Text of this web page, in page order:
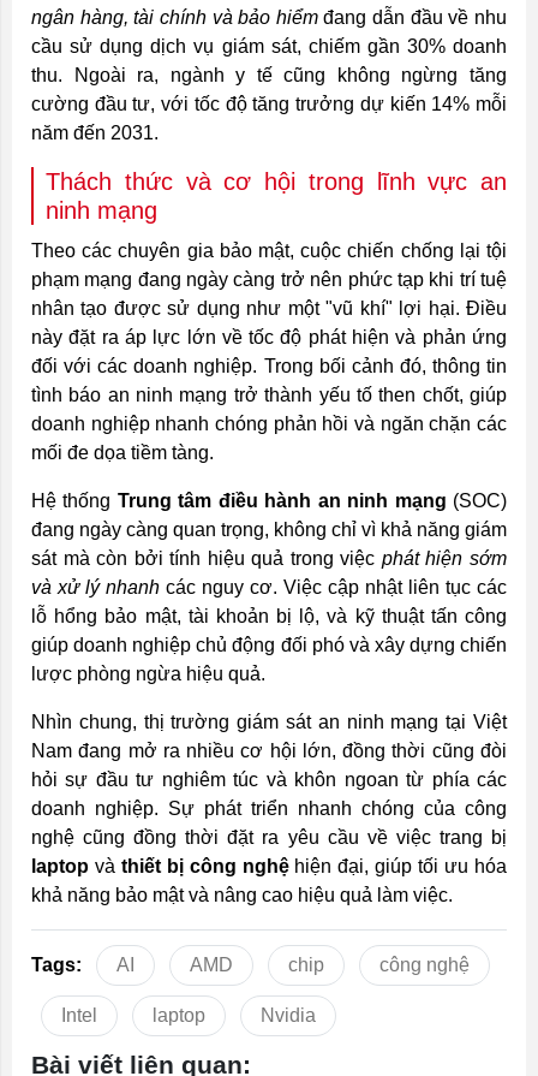
ngân hàng, tài chính và bảo hiểmđang dẫn đầu về nhu
cầu sử dụng dịch vụ giám sát, chiếm gần 30% doanh
thu. Ngoài ra, ngành y tế cũng không ngừng tăng
cường đầu tư, với tốc độ tăng trưởng dự kiến 14% mỗi
năm đến 2031.
Thách thức và cơ hội trong lĩnh vực an
ninh mạng
Theo các chuyên gia bảo mật, cuộc chiến chống lại tội
phạm mạng đang ngày càng trở nên phức tạp khi trí tuệ
nhân tạo được sử dụng như một "vũ khí" lợi hại. Điều
này đặt ra áp lực lớn về tốc độ phát hiện và phản ứng
đối với các doanh nghiệp. Trong bối cảnh đó, thông tin
tình báo an ninh mạng trở thành yếu tố then chốt, giúp
doanh nghiệp nhanh chóng phản hồi và ngăn chặn các
mối đe dọa tiềm tàng.
Hệ thống Trung tâm điều hành an ninh mạng (SOC)
đang ngày càng quan trọng, không chỉ vì khả năng giám
sát mà còn bởi tính hiệu quả trong việc phát hiện sớm
và xử lý nhanh các nguy cơ. Việc cập nhật liên tục các
lỗ hổng bảo mật, tài khoản bị lộ, và kỹ thuật tấn công
giúp doanh nghiệp chủ động đối phó và xây dựng chiến
lược phòng ngừa hiệu quả.
Nhìn chung, thị trường giám sát an ninh mạng tại Việt
Nam đang mở ra nhiều cơ hội lớn, đồng thời cũng đòi
hỏi sự đầu tư nghiêm túc và khôn ngoan từ phía các
doanh nghiệp. Sự phát triển nhanh chóng của công
nghệ cũng đồng thời đặt ra yêu cầu về việc trang bị
laptop và thiết bị công nghệhiện đại, giúp tối ưu hóa
khả năng bảo mật và nâng cao hiệu quả làm việc.
Tags: AI AMD chip công nghệ
Intel laptop Nvidia
Bài viết liên quan: